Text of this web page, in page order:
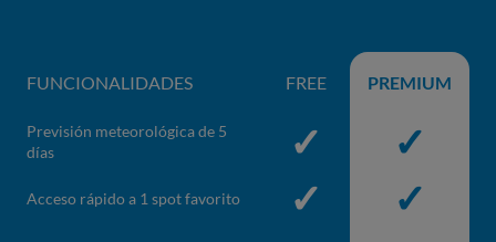
FUNCIONALIDADES FREE PREMIUM
Previsión meteorológica de 5
días
✓Incluido en Gratis
✓Incluido
Acceso rápido a 1 spot favorito ✓Incluido en Gratis
✓Incluido